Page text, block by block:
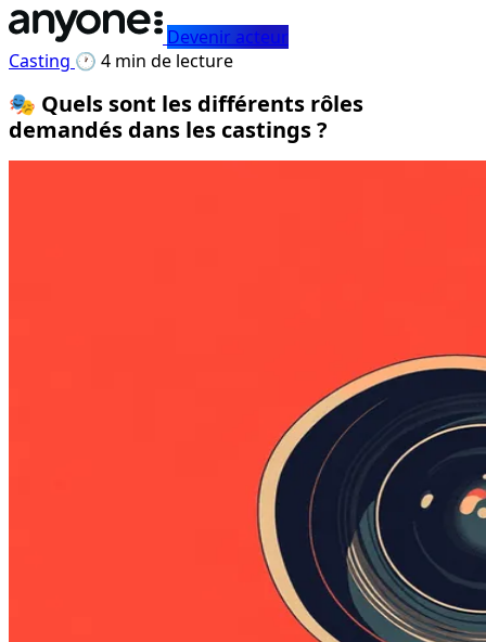
Devenir acteur
Casting 🕐 4 min de lecture
🎭 Quels sont les différents rôles
demandés dans les castings ?